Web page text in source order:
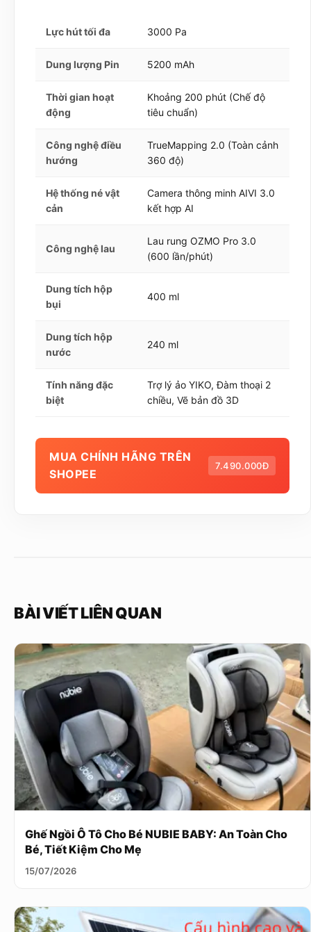
Lực hút tối đa 3000 Pa
Dung lượng Pin 5200 mAh
Thời gian hoạt
động
Khoảng 200 phút (Chế độ
tiêu chuẩn)
Công nghệ điều
hướng
TrueMapping 2.0 (Toàn cảnh
360 độ)
Hệ thống né vật
cản
Camera thông minh AIVI 3.0
kết hợp AI
Công nghệ lau
Lau rung OZMO Pro 3.0
(600 lần/phút)
Dung tích hộp
bụi
400 ml
Dung tích hộp
nước
240 ml
Tính năng đặc
biệt
Trợ lý ảo YIKO, Đàm thoại 2
chiều, Vẽ bản đồ 3D
MUA CHÍNH HÃNG TRÊN
SHOPEE
7.490.000Đ
BÀI VIẾT LIÊN QUAN
Ghế Ngồi Ô Tô Cho Bé NUBIE BABY: An Toàn Cho
Bé, Tiết Kiệm Cho Mẹ
15/07/2026